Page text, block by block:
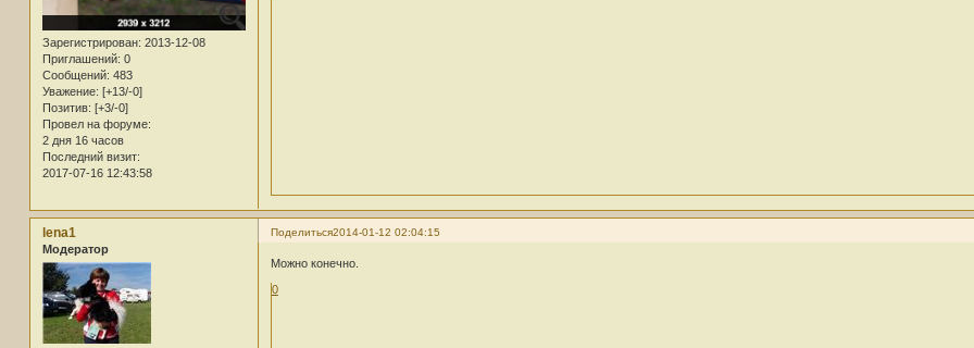
Зарегистрирован: 2013-12-08
Приглашений: 0
Сообщений: 483
Уважение: [+13/-0]
Позитив: [+3/-0]
Провел на форуме:
2 дня 16 часов
Последний визит:
2017-07-16 12:43:58
Поделиться2014-01-12 02:04:15
lena1
Модератор
Можно конечно.
0